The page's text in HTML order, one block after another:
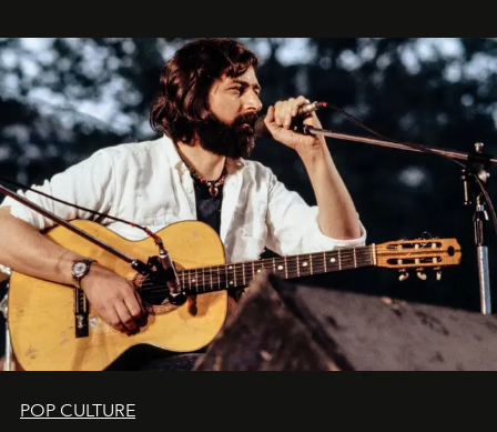
uno dei documenti più contemporanei che abbiamo.
POP CULTURE